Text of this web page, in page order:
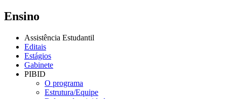
Ensino
Assistência Estudantil
Editais
Estágios
Gabinete
PIBID
O programa
Estrutura/Equipe